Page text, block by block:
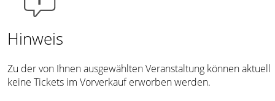
Hinweis
Zu der von Ihnen ausgewählten Veranstaltung können aktuell
keine Tickets im Vorverkauf erworben werden.